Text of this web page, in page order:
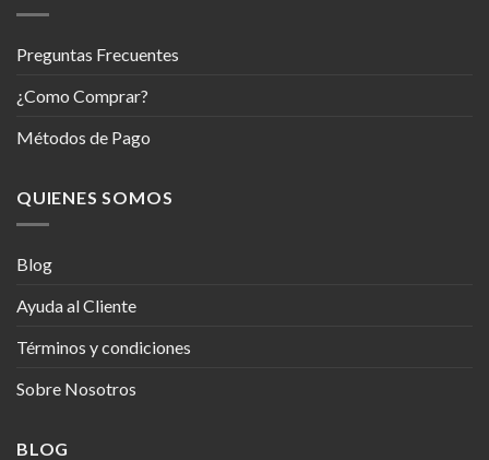
Preguntas Frecuentes
¿Como Comprar?
Métodos de Pago
QUIENES SOMOS
Blog
Ayuda al Cliente
Términos y condiciones
Sobre Nosotros
BLOG